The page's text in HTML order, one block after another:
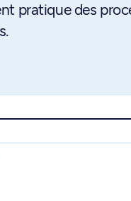
pratique des